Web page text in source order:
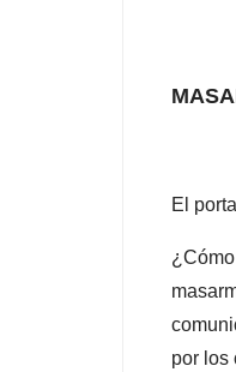
El
por los